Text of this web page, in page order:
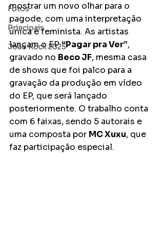
Fotos
Principais
João Rock 2025
mostrar um novo olhar para o
pagode, com uma interpretação
única e feminista. As artistas
lançam o EP “Pagar pra Ver”,
gravado no Beco JF, mesma casa
de shows que foi palco para a
gravação da produção em vídeo
do EP, que será lançado
posteriormente. O trabalho conta
com 6 faixas, sendo 5 autorais e
uma composta por MC Xuxu, que
faz participação especial.